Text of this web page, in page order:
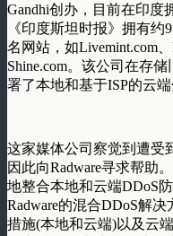
Gandhi创办，目前在印度
《印度斯坦时报》拥有
名网站，如Livemint.com
Shine.com。该公司在存
署了本地和基于ISP的云
这家媒体公司察觉到遭受
因此向Radware寻求帮助
地整合本地和云端DDoS
Radware的混合DDoS解
措施(本地和云端)以及云